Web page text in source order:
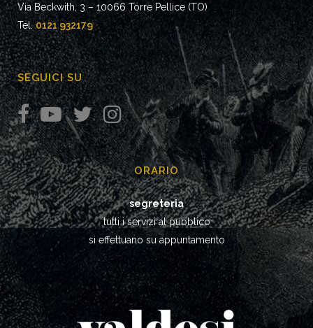
Via Beckwith, 3 – 10066 Torre Pellice (TO)
Tel.0121 932179
SEGUICI SU
ORARIO
segreteria
tutti i servizi al pubblico
si effettuano su appuntamento